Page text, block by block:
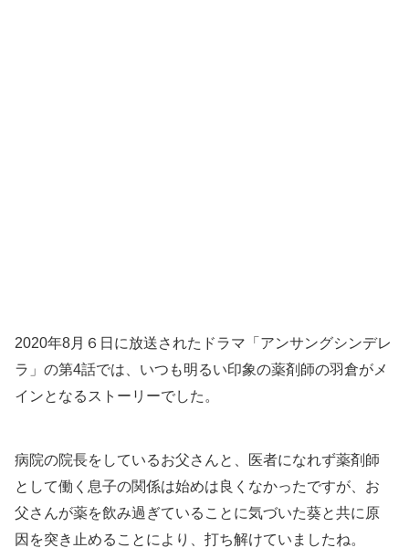
2020年8月６日に放送されたドラマ「アンサングシンデレ
ラ」の第4話では、いつも明るい印象の薬剤師の羽倉がメ
インとなるストーリーでした。
病院の院長をしているお父さんと、医者になれず薬剤師
として働く息子の関係は始めは良くなかったですが、お
父さんが薬を飲み過ぎていることに気づいた葵と共に原
因を突き止めることにより、打ち解けていましたね。